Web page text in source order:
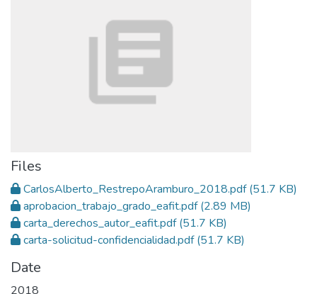
Files
CarlosAlberto_RestrepoAramburo_2018.pdf(51.7 KB)
aprobacion_trabajo_grado_eafit.pdf(2.89 MB)
carta_derechos_autor_eafit.pdf(51.7 KB)
carta-solicitud-confidencialidad.pdf(51.7 KB)
Date
2018